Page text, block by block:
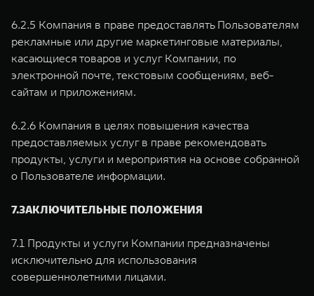
6.2.5 Компания в праве предоставлять Пользователям
рекламные или другие маркетинговые материалы,
касающиеся товаров и услуг Компании, по
электронной почте, текстовым сообщениям, веб-
сайтам и приложениям.
6.2.6 Компания в целях повышения качества
предоставляемых услуг в праве рекомендовать
продукты, услуги и мероприятия на основе собранной
о Пользователе информации.
7.ЗАКЛЮЧИТЕЛЬНЫЕ ПОЛОЖЕНИЯ
7.1 Продукты и услуги Компании предназначены
исключительно для использования
совершеннолетними лицами.